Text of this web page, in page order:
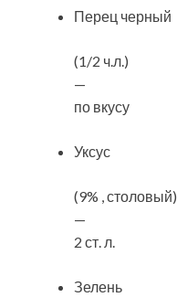
Перец черный
(1/2 ч.л.)
—
по вкусу
Уксус
(9% , столовый)
—
2 ст. л.
Зелень